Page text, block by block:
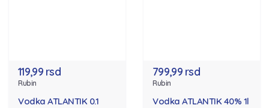
119,99 rsd
Rubin
Vodka ATLANTIK 0.1
799,99 rsd
Rubin
Vodka ATLANTIK 40% 1l